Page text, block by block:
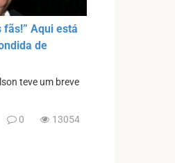
fãs!” Aqui está
de
teve um breve
0 13054